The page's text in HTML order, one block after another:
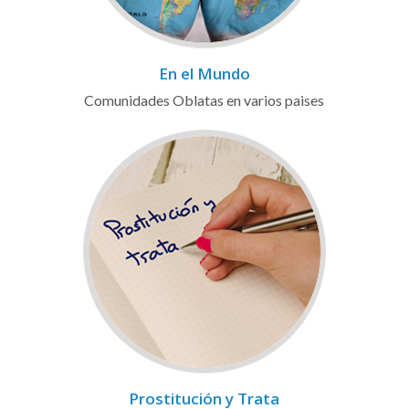
En el Mundo
Comunidades Oblatas en varios paises
Prostitución y Trata